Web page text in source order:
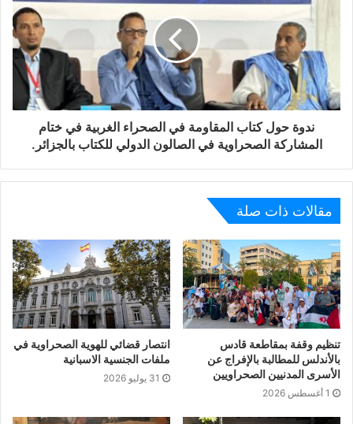
ندوة حول كتاب المقاومة في الصحراء الغربية في ختام
المشاركة الصحراوية في الصالون الدولي للكتاب بالجزائر.
مقالات ذات صلة
تنظيم وقفة بمقاطعة قادس
بالأندلس للمطالبة بالإفراج عن
الأسرى المدنيين الصحراويين
1 أغسطس 2026
انتصار قضائي للهوية الصحراوية في
ملفات الجنسية الاسبانية
31 يوليو 2026